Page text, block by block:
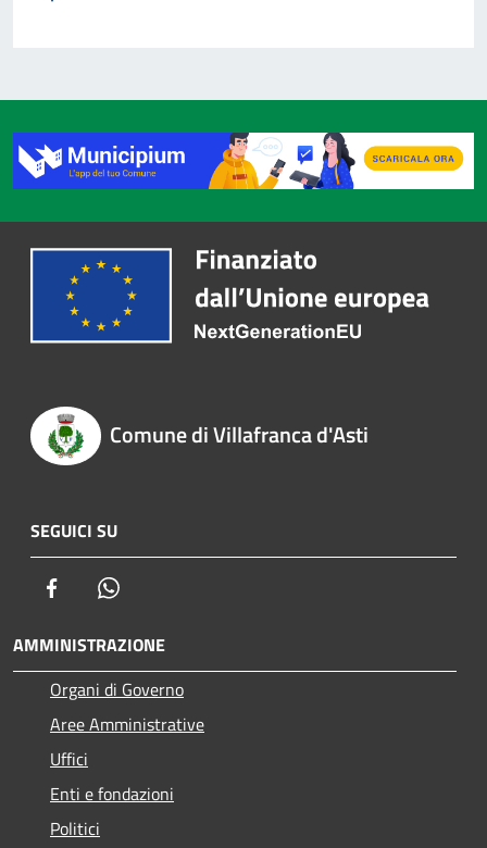
Comune di Villafranca d'Asti
SEGUICI SU
Facebook
AMMINISTRAZIONE
Organi di Governo
Aree Amministrative
Uffici
Enti e fondazioni
Politici